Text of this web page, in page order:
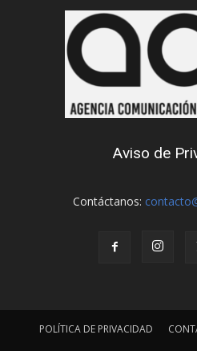
Aviso de
Contáctanos:
POLÍTICA DE PRIVACIDAD